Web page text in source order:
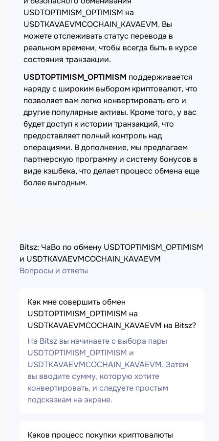
USDTOPTIMISM_OPTIMISM на
USDTKAVAEVMCOCHAIN_KAVAEVM. Вы
можете отслеживать статус перевода в
реальном времени, чтобы всегда быть в курсе
состояния транзакции.
USDTOPTIMISM_OPTIMISM поддерживается
наряду с широким выбором криптовалют, что
позволяет вам легко конвертировать его и
другие популярные активы. Кроме того, у вас
будет доступ к истории транзакций, что
предоставляет полный контроль над
операциями. В дополнение, мы предлагаем
партнерскую программу и систему бонусов в
виде кэшбека, что делает процесс обмена еще
более выгодным.
Bitsz: ЧаВо по обмену USDTOPTIMISM_OPTIMISM
и USDTKAVAEVMCOCHAIN_KAVAEVM
Вопросы и ответы
Как мне совершить обмен
USDTOPTIMISM_OPTIMISM на
USDTKAVAEVMCOCHAIN_KAVAEVM на Bitsz?
На Bitsz вы начинаете с выбора пары
USDTOPTIMISM_OPTIMISM и
USDTKAVAEVMCOCHAIN_KAVAEVM. Затем
вы вводите сумму, которую хотите
конвертировать, и следуете простым
подсказкам на экране.
Каков процесс покупки криптовалюты